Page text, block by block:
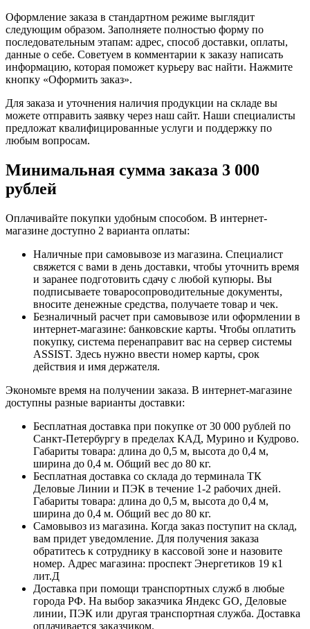
Оформление заказа в стандартном режиме выглядит
следующим образом. Заполняете полностью форму по
последовательным этапам: адрес, способ доставки, оплаты,
данные о себе. Советуем в комментарии к заказу написать
информацию, которая поможет курьеру вас найти. Нажмите
кнопку «Оформить заказ».
Для заказа и уточнения наличия продукции на складе вы
можете отправить заявку через наш сайт. Наши специалисты
предложат квалифицированные услуги и поддержку по
любым вопросам.
Минимальная сумма заказа 3 000
рублей
Оплачивайте покупки удобным способом. В интернет-
магазине доступно 2 варианта оплаты:
Наличные при самовывозе из магазина. Специалист
свяжется с вами в день доставки, чтобы уточнить время
и заранее подготовить сдачу с любой купюры. Вы
подписываете товаросопроводительные документы,
вносите денежные средства, получаете товар и чек.
Безналичный расчет при самовывозе или оформлении в
интернет-магазине: банковские карты. Чтобы оплатить
покупку, система перенаправит вас на сервер системы
ASSIST. Здесь нужно ввести номер карты, срок
действия и имя держателя.
Экономьте время на получении заказа. В интернет-магазине
доступны разные варианты доставки:
Бесплатная доставка при покупке от 30 000 рублей по
Санкт-Петербургу в пределах КАД, Мурино и Кудрово.
Габариты товара: длина до 0,5 м, высота до 0,4 м,
ширина до 0,4 м. Общий вес до 80 кг.
Бесплатная доставка со склада до терминала ТК
Деловые Линии и ПЭК в течение 1-2 рабочих дней.
Габариты товара: длина до 0,5 м, высота до 0,4 м,
ширина до 0,4 м. Общий вес до 80 кг.
Самовывоз из магазина. Когда заказ поступит на склад,
вам придет уведомление. Для получения заказа
обратитесь к сотруднику в кассовой зоне и назовите
номер. Адрес магазина: проспект Энергетиков 19 к1
лит.Д
Доставка при помощи транспортных служб в любые
города РФ. На выбор заказчика Яндекс GO, Деловые
линии, ПЭК или другая транспортная служба. Доставка
оплачивается заказчиком.